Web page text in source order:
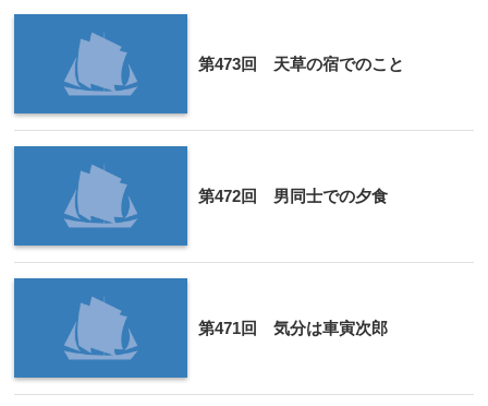
第473回 天草の宿でのこと
第472回 男同士での夕食
第471回 気分は車寅次郎